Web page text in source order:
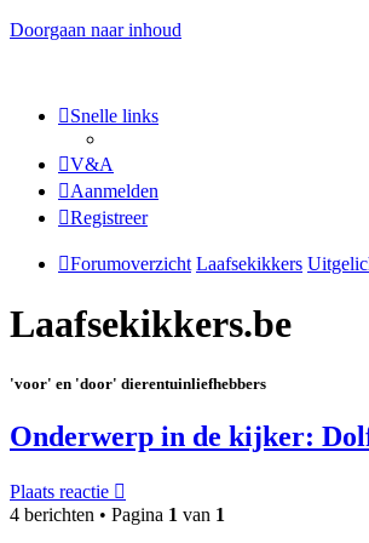
Doorgaan naar inhoud
Snelle links
V&A
Aanmelden
Registreer
Forumoverzicht Laafsekikkers
Laafsekikkers.be
'voor' en 'door' dierentuinliefhebbers
Onderwerp in de kijker:
Plaats reactie
4 berichten • Pagina 1 van 1